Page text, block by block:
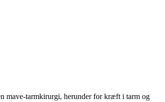
mave-tarmkirurgi, herunder for kræft i tarm og